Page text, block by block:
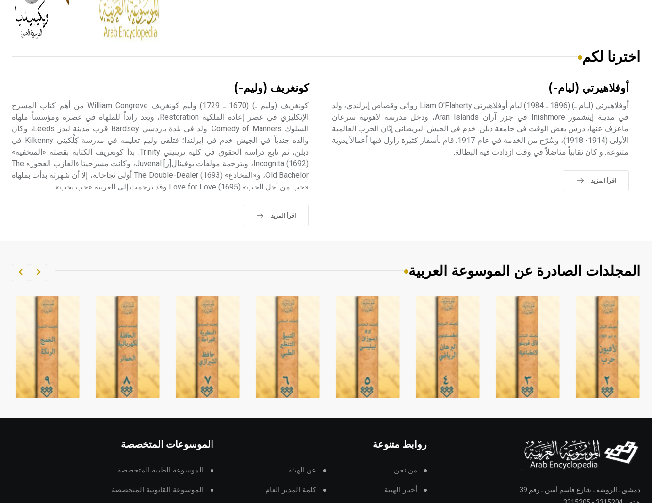
يتكون في البحر ويتركب من مادة
كربونات الكلسيوم، وهو أحمر أو شديد
الحمرة وهو أجود أنواعه، ويمتاز بكبر
الحجم ويسمى الش
الإنكليزية أب
- هل تعلم أن أبجر Abgar اسم معروف
جيداً يعود إلى عدد من الملوك الذين
حكموا مدينة إديسا (الرها) من أبجر الأول
وحتى التاسع، وهم ينتسبون إلى أسرة
أوسروين
اخترنا لكم
أوفلاهيرتي (ليام-)
أوفلاهيرتي (ليام ـ) (1896 ـ 1984) ليام أوفلاهيرتي Liam O'Flaherty روائي وقصاص إيرلندي، ولد
في مدينة إينشمور Inishmore في جزر آران Aran Islands، ودخل مدرسة لاهوتية سرعان
ماعزف عنها، درس بعض الوقت في جامعة دبلن. خدم في الجيش البريطاني إبَّان الحرب العالمية
الأولى (1914- 1918)، وسُرّح من الخدمة في عام 1917. قام بأسفار كثيرة زاول فيها أعمالاً يدوية
متنوعة. و كان نقابياً مناضلاً في وقت ازدادت فيه البطالة.
اقرأ المزيد
كونغريف (وليم-)
كونغريف (وليم ـ) (1670 ـ 1729) وليم كونغريف William Congreve من أهم كتاب المسرح
الإنكليزي في عصر إعادة الملكية Restoration، ويعد رائداً للملهاة في عصره ومؤسساً ملهاة
السلوك Comedy of Manners. ولد في بلدة باردسي Bardsey قرب مدينة ليدز Leeds، وكان
والده جندياً في الجيش خدم في إيرلندا؛ فتلقى وليم تعليمه في مدرسة كِلْكيني Kilkenny في
دبلن، ثم تابع دراسة الحقوق في كلية ترينيتي Trinity. بدأ كونغريف الكتابة بقصته «المتخفية»
Incognita (1692)، وبترجمة مؤلفات يوفينال[ر] Juvenal، وكانت مسرحيتا «العازب العجوز» The
Old Bachelor، و«المخادع» The Double-Dealer (1693) أولى نجاحاته، إلا أن شهرته بدأت بملهاة
«حب من أجل الحب» Love for Love (1695) وقد ترجمت إلى العربية «حب بحب».
اقرأ المزيد
المجلدات الصادرة عن الموسوعة العربية
دمشق ـ الروضة ـ شارع قاسم أمين ـ رقم 39
روابط متنوعة
من نحن عن الهيئة
أخبار الهيئة كلمة المدير العام
الموسوعات المتخصصة
الموسوعة الطبية المتخصصة
الموسوعة القانونية المتخصصة